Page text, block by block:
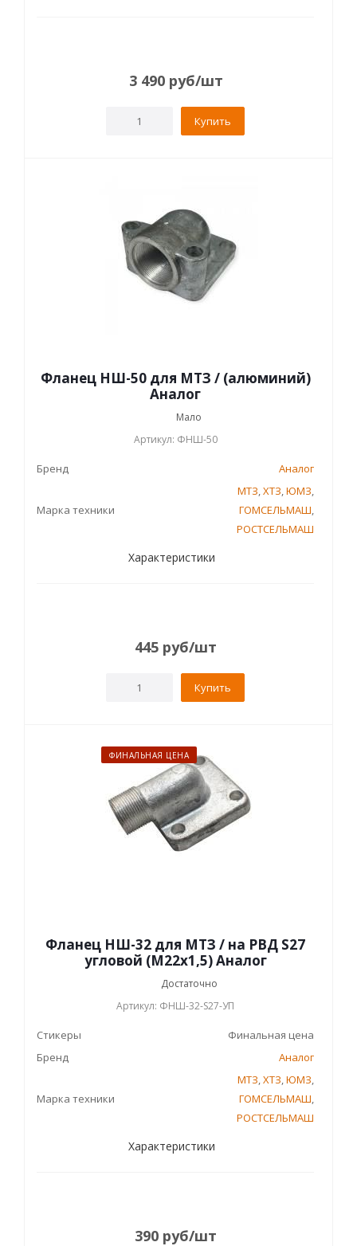
3 490руб/шт
Купить
Фланец НШ-50 для МТЗ / (алюминий)
Аналог
Мало
Артикул: ФНШ-50
Бренд Аналог
Марка техники
МТЗ,ХТЗ,ЮМЗ,
ГОМСЕЛЬМАШ,
РОСТСЕЛЬМАШ
Характеристики
445 руб/шт
Купить
ФИНАЛЬНАЯ ЦЕНА
Фланец НШ-32 для МТЗ / на РВД S27
угловой (М22х1,5) Аналог
Достаточно
Артикул: ФНШ-32-S27-УП
Стикеры
Финальная цена
Бренд
Аналог
Марка техники
МТЗ,ХТЗ,ЮМЗ,
ГОМСЕЛЬМАШ,
РОСТСЕЛЬМАШ
Характеристики
390 руб/шт